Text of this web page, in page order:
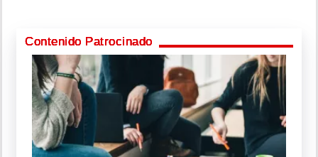
Contenido Patrocinado